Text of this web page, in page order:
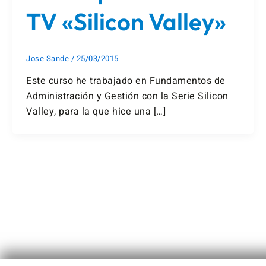
TV «Silicon Valley»
Jose Sande / 25/03/2015
Este curso he trabajado en Fundamentos de
Administración y Gestión con la Serie Silicon
Valley, para la que hice una […]